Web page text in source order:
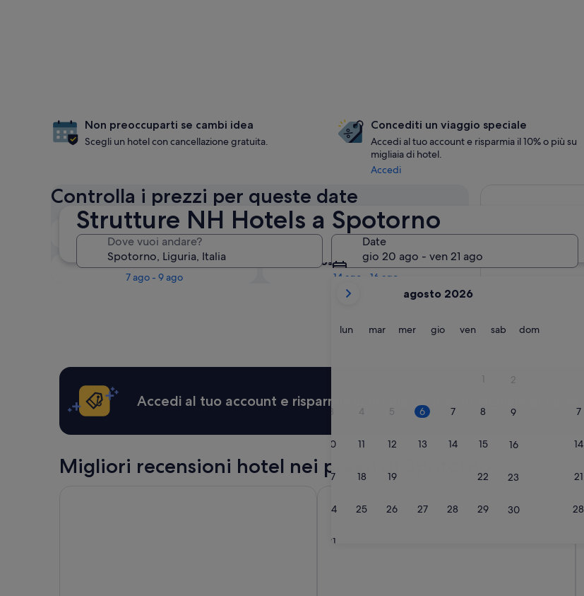
Strutture NH Hotels a Spotorno
Dove vuoi andare?
Date
gio 20 ago - ven 21 ago
mesi
e
September
2026.
agosto 2026
lunlunedì
marmartedì
mermercoledì
giogiovedì
venvenerdì
sabsabato
domdomenica
1 2
3 4 5 6 7 8 9
10 11 12 13 14 15 16
17 18 19 22 23
24 25 26 27 28 29 30
31
7
14
21
28
Non preoccuparti se cambi idea
Scegli un hotel con cancellazione gratuita.
Concediti un viaggio speciale
Accedi al tuo account e risparmia il 10% o più su
migliaia di hotel.
Accedi
Controlla i prezzi per queste date
Questa sera
6 ago - 7 ago
Domani
7 ago - 8 ago
Questo fine settimana
7 ago - 9 ago
Il prossimo fine settimana
14 ago - 16 ago
Accedi al tuo account e risparmia in media un 15% su migliaia di hotel
Migliori recensioni hotel nei pressi di Spotorno